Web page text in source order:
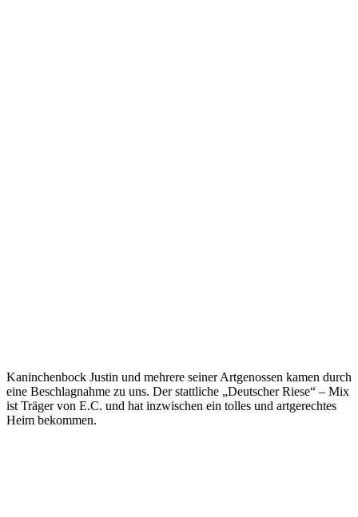
Kaninchenbock Justin und mehrere seiner Artgenossen kamen durch
eine Beschlagnahme zu uns. Der stattliche „Deutscher Riese“ – Mix
ist Träger von E.C. und hat inzwischen ein tolles und artgerechtes
Heim bekommen.